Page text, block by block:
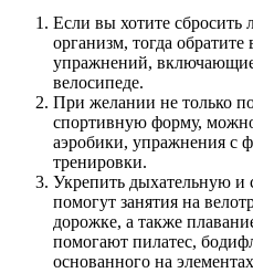
Если вы хотите сбросить
организм, тогда
упражнений,
велосипеде.
При желании не только
спортивную форму,
аэробики, упражнения с
тренировки.
Укрепить дыхательную и
помогут занятия на
дорожке, а также
помогают пилатес,
основанного на